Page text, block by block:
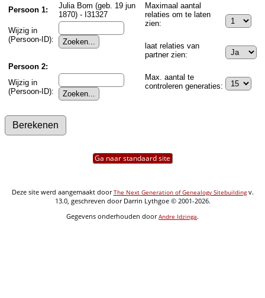
Persoon 1:
Julia Bom (geb. 19 jun
1870) - I31327
Wijzig in
(Persoon-ID):
Persoon 2:
Wijzig in
(Persoon-ID):
Maximaal aantal
relaties om te laten
zien:
laat relaties van
partner zien:
Max. aantal te
controleren generaties:
Ga naar standaard site
Deze site werd aangemaakt doorThe Next Generation of Genealogy Sitebuildingv.
13.0, geschreven door Darrin Lythgoe © 2001-2026.
Gegevens onderhouden doorAndre Idzinga.